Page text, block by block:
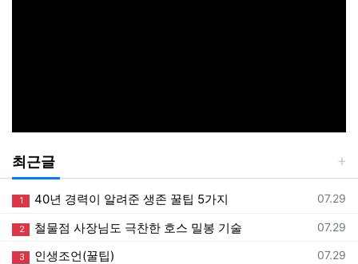
최근글
등록일
07.29
1 40년 경력이 알려준 생존 꿀팁 5가지
등록일
07.29
2 철물점 사장님도 극찬한 호스 밀봉 기술
등록일
07.29
3 인생조언(꿀팁)